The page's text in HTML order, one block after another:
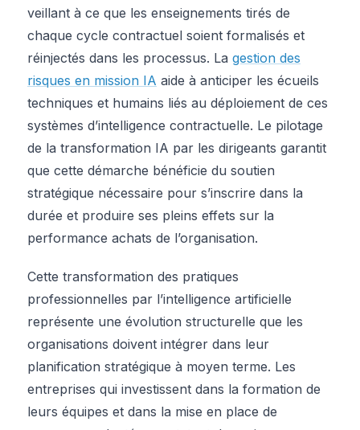
veillant à ce que les enseignements tirés de
chaque cycle contractuel soient formalisés et
réinjectés dans les processus. La gestion des
risques en mission IA aide à anticiper les écueils
techniques et humains liés au déploiement de ces
systèmes d’intelligence contractuelle. Le pilotage
de la transformation IA par les dirigeants garantit
que cette démarche bénéficie du soutien
stratégique nécessaire pour s’inscrire dans la
durée et produire ses pleins effets sur la
performance achats de l’organisation.
Cette transformation des pratiques
professionnelles par l’intelligence artificielle
représente une évolution structurelle que les
organisations doivent intégrer dans leur
planification stratégique à moyen terme. Les
entreprises qui investissent dans la formation de
leurs équipes et dans la mise en place de